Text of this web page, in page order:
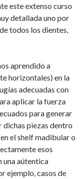
este extenso curso
detallada uno por
todos los dientes,
aprendido a
horizontales) en la
adecuadas con
aplicar la fuerza
para generar
dichas piezas dentro
el shelf madibular o
esos
una aútentica
ejemplo, casos de